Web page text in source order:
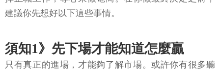
建議你先想好以下這些事情。
須知1》先下場才能知道怎麼贏
只有真正的進場，才能夠了解市場。或許你有很多聽